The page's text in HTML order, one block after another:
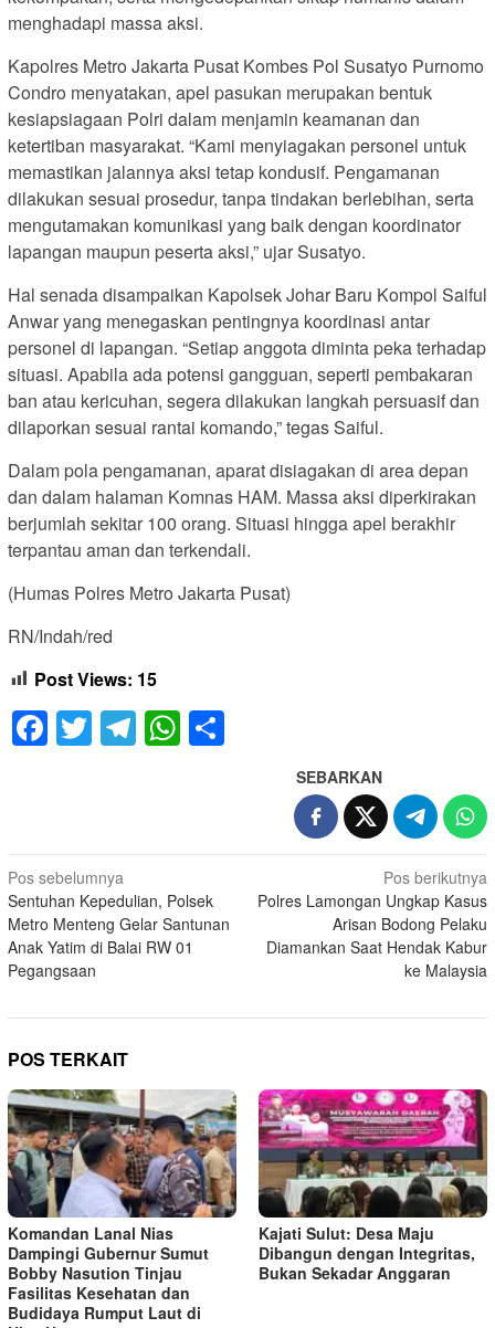
menghadapi massa aksi.
Kapolres Metro Jakarta Pusat Kombes Pol Susatyo Purnomo
Condro menyatakan, apel pasukan merupakan bentuk
kesiapsiagaan Polri dalam menjamin keamanan dan
ketertiban masyarakat. “Kami menyiagakan personel untuk
memastikan jalannya aksi tetap kondusif. Pengamanan
dilakukan sesuai prosedur, tanpa tindakan berlebihan, serta
mengutamakan komunikasi yang baik dengan koordinator
lapangan maupun peserta aksi,” ujar Susatyo.
Hal senada disampaikan Kapolsek Johar Baru Kompol Saiful
Anwar yang menegaskan pentingnya koordinasi antar
personel di lapangan. “Setiap anggota diminta peka terhadap
situasi. Apabila ada potensi gangguan, seperti pembakaran
ban atau kericuhan, segera dilakukan langkah persuasif dan
dilaporkan sesuai rantai komando,” tegas Saiful.
Dalam pola pengamanan, aparat disiagakan di area depan
dan dalam halaman Komnas HAM. Massa aksi diperkirakan
berjumlah sekitar 100 orang. Situasi hingga apel berakhir
terpantau aman dan terkendali.
(Humas Polres Metro Jakarta Pusat)
RN/Indah/red
Post Views: 15
Facebook
TwitterTelegram
WhatsApp
SEBARKAN
Navigasi
pos
Pos sebelumnya
Sentuhan Kepedulian, Polsek
Metro Menteng Gelar Santunan
Anak Yatim di Balai RW 01
Pegangsaan
Pos berikutnya
Polres Lamongan Ungkap Kasus
Arisan Bodong Pelaku
Diamankan Saat Hendak Kabur
ke Malaysia
POS TERKAIT
Komandan Lanal Nias
Dampingi Gubernur Sumut
Bobby Nasution Tinjau
Fasilitas Kesehatan dan
Budidaya Rumput Laut di
Kajati Sulut: Desa Maju
Dibangun dengan Integritas,
Bukan Sekadar Anggaran